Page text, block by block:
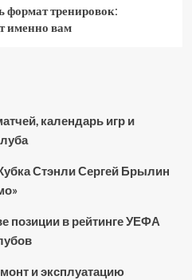
формат тренировок:
именно вам
календарь игр и
Стэнли Сергей Брылин
позиции в рейтинге УЕФА
и эксплуатацию